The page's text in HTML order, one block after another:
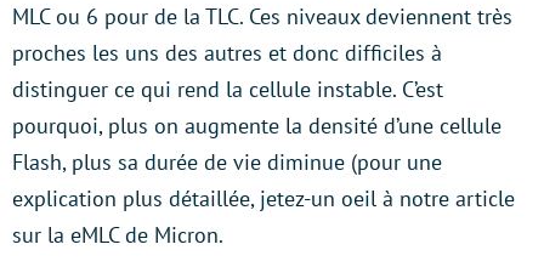
MLC ou 6 pour de la TLC. Ces niveaux deviennent très
proches les uns des autres et donc difficiles à
distinguer ce qui rend la cellule instable. C’est
pourquoi, plus on augmente la densité d’une cellule
Flash, plus sa durée de vie diminue (pour une
explication plus détaillée, jetez-un oeil à notre article
sur la eMLC de Micron.